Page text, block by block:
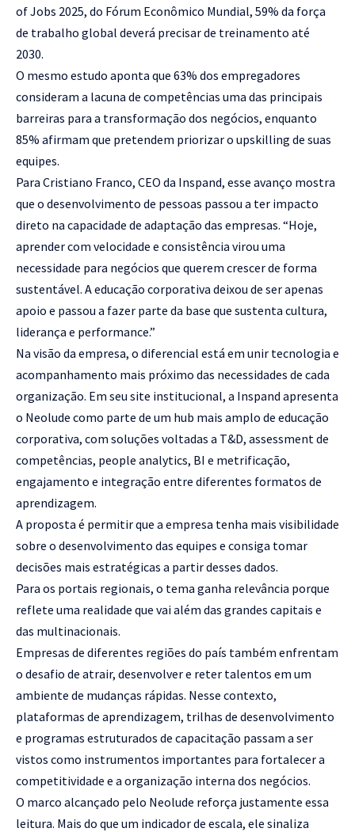
of Jobs 2025, do Fórum Econômico Mundial, 59% da força
de trabalho global deverá precisar de treinamento até
2030.
O mesmo estudo aponta que 63% dos empregadores
consideram a lacuna de competências uma das principais
barreiras para a transformação dos negócios, enquanto
85% afirmam que pretendem priorizar o upskilling de suas
equipes.
Para Cristiano Franco, CEO da Inspand, esse avanço mostra
que o desenvolvimento de pessoas passou a ter impacto
direto na capacidade de adaptação das empresas. “Hoje,
aprender com velocidade e consistência virou uma
necessidade para negócios que querem crescer de forma
sustentável. A educação corporativa deixou de ser apenas
apoio e passou a fazer parte da base que sustenta cultura,
liderança e performance.”
Na visão da empresa, o diferencial está em unir tecnologia e
acompanhamento mais próximo das necessidades de cada
organização. Em seu site institucional, a Inspand apresenta
o Neolude como parte de um hub mais amplo de educação
corporativa, com soluções voltadas a T&D, assessment de
competências, people analytics, BI e metrificação,
engajamento e integração entre diferentes formatos de
aprendizagem.
A proposta é permitir que a empresa tenha mais visibilidade
sobre o desenvolvimento das equipes e consiga tomar
decisões mais estratégicas a partir desses dados.
Para os portais regionais, o tema ganha relevância porque
reflete uma realidade que vai além das grandes capitais e
das multinacionais.
Empresas de diferentes regiões do país também enfrentam
o desafio de atrair, desenvolver e reter talentos em um
ambiente de mudanças rápidas. Nesse contexto,
plataformas de aprendizagem, trilhas de desenvolvimento
e programas estruturados de capacitação passam a ser
vistos como instrumentos importantes para fortalecer a
competitividade e a organização interna dos negócios.
O marco alcançado pelo Neolude reforça justamente essa
leitura. Mais do que um indicador de escala, ele sinaliza